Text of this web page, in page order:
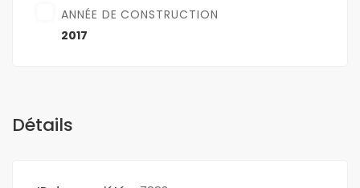
ANNÉE DE CONSTRUCTION
2017
Détails